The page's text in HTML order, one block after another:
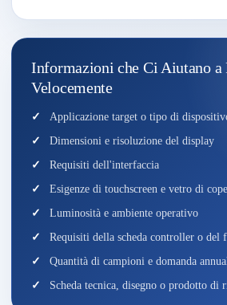
Informazioni che Ci Aiutano a
Velocemente
Applicazione target o tipo di
Dimensioni e risoluzione del display
Requisiti dell'interfaccia
Esigenze di touchscreen e vetro di
Luminosità e ambiente operativo
Requisiti della scheda controller o del
Quantità di campioni e domanda
Scheda tecnica, disegno o prodotto di